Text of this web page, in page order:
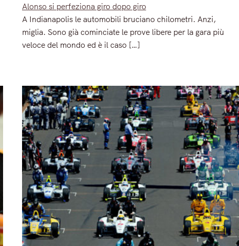
Alonso si perfeziona giro dopo giro
A Indianapolis le automobili bruciano chilometri. Anzi,
miglia. Sono già cominciate le prove libere per la gara più
veloce del mondo ed è il caso […]